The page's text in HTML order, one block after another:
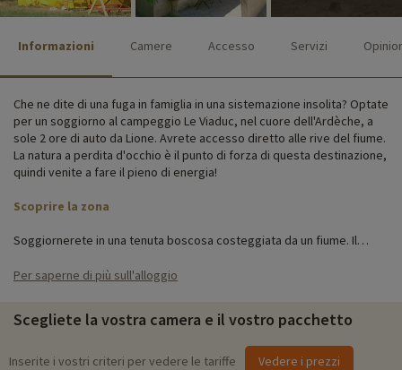
Informazioni Camere Accesso Servizi
Che ne dite di una fuga in famiglia in una sistemazione insolita? Optate
per un soggiorno al campeggio Le Viaduc, nel cuore dell'Ardèche, a
sole 2 ore di auto da Lione. Avrete accesso diretto alle rive del fiume.
La natura a perdita d'occhio è il punto di forza di questa destinazione,
quindi venite a fare il pieno di energia!
Scoprire la zona
Soggiornerete in una tenuta boscosa costeggiata da un fiume. Il
alloggi insoliti come cabine arroccate, cocos dolci e persino yurte.
Per informazioni precise sulle attività disponibili in loco (data di
apertura, età del club, contenuto dello zaino per bambini, ecc.),
Per saperne di più sull'alloggio
Scegliete la vostra camera e il vostro pacchetto
Inserite i vostri criteri per vedere le tariffe Vedere i prezzi